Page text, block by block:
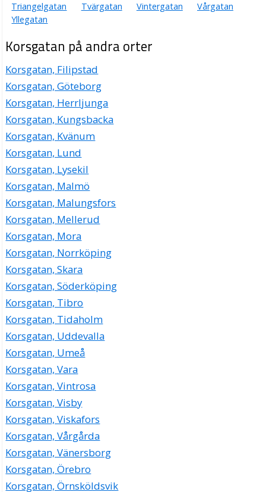
Triangelgatan
Tvärgatan Vintergatan
Vårgatan
Yllegatan
Korsgatan på andra orter
Korsgatan, Filipstad
Korsgatan, Göteborg
Korsgatan, Herrljunga
Korsgatan, Kungsbacka
Korsgatan, Kvänum
Korsgatan, Lund
Korsgatan, Lysekil
Korsgatan, Malmö
Korsgatan, Malungsfors
Korsgatan, Mellerud
Korsgatan, Mora
Korsgatan, Norrköping
Korsgatan, Skara
Korsgatan, Söderköping
Korsgatan, Tibro
Korsgatan, Tidaholm
Korsgatan, Uddevalla
Korsgatan, Umeå
Korsgatan, Vara
Korsgatan, Vintrosa
Korsgatan, Visby
Korsgatan, Viskafors
Korsgatan, Vårgårda
Korsgatan, Vänersborg
Korsgatan, Örebro
Korsgatan, Örnsköldsvik